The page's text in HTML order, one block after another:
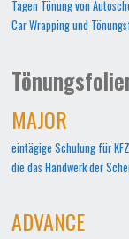
Tagen Tönung von
Car Wrapping und
MAJOR
eintägige Schulung für
die das Handwerk der
ADVANCE